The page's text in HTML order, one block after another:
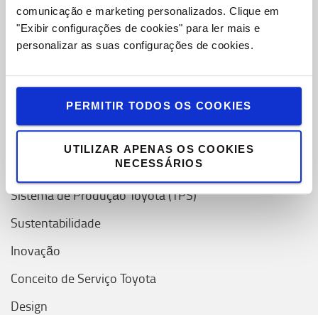
comunicação e marketing personalizados. Clique em
"Exibir configurações de cookies" para ler mais e
personalizar as suas configurações de cookies.
PERMITIR TODOS OS COOKIES
UTILIZAR APENAS OS COOKIES
NECESSÁRIOS
Toyota Caetano Portugal, SA
Oportunidades de Emprego
Onde estamos
Porquê escolher Toyota
Sistema de Produção Toyota (TPS)
Sustentabilidade
Inovação
Conceito de Serviço Toyota
Design